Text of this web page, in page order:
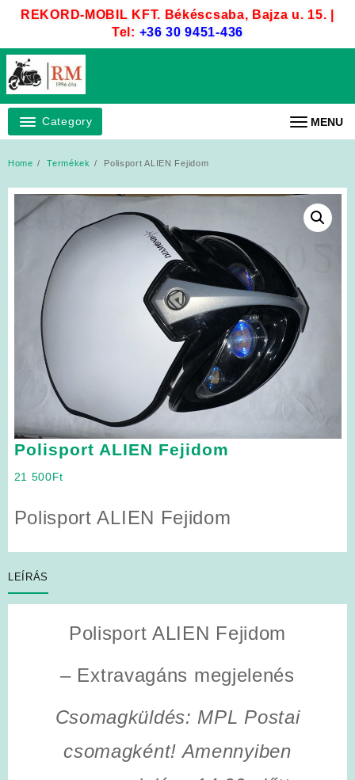
REKORD-MOBIL KFT. Békéscsaba, Bajza u. 15. |
Tel: +36 30 9451-436
Category MENU
Home Termékek Polisport ALIEN Fejidom
Polisport ALIEN Fejidom
21 500Ft
Polisport ALIEN Fejidom
LEÍRÁS
Polisport ALIEN Fejidom
– Extravagáns megjelenés
Csomagküldés: MPL Postai
csomagként! Amennyiben